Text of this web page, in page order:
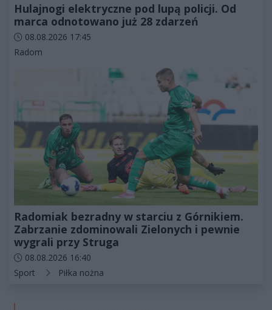
Hulajnogi elektryczne pod lupą policji. Od
marca odnotowano już 28 zdarzeń
Data dodania artykułu:
08.08.2026 17:45
Kategorie artykułu:
Radom
Radomiak bezradny w starciu z Górnikiem.
Zabrzanie zdominowali Zielonych i pewnie
wygrali przy Struga
Data dodania artykułu:
08.08.2026 16:40
Kategorie artykułu:
Sport Piłka nożna